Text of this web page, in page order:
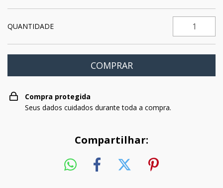
QUANTIDADE
Compra protegida
Seus dados cuidados durante toda a compra.
Compartilhar: